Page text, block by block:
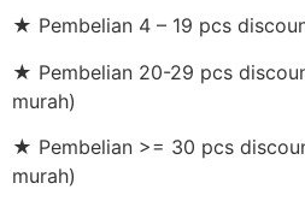
★ Pembelian 4 – 19 pcs
★ Pembelian 20-29 pcs
murah)
★ Pembelian >= 30 pcs
murah)